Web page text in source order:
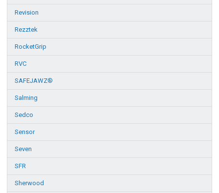
Revision
Rezztek
RocketGrip
RVC
SAFEJAWZ®
Salming
Sedco
Sensor
Seven
SFR
Sherwood